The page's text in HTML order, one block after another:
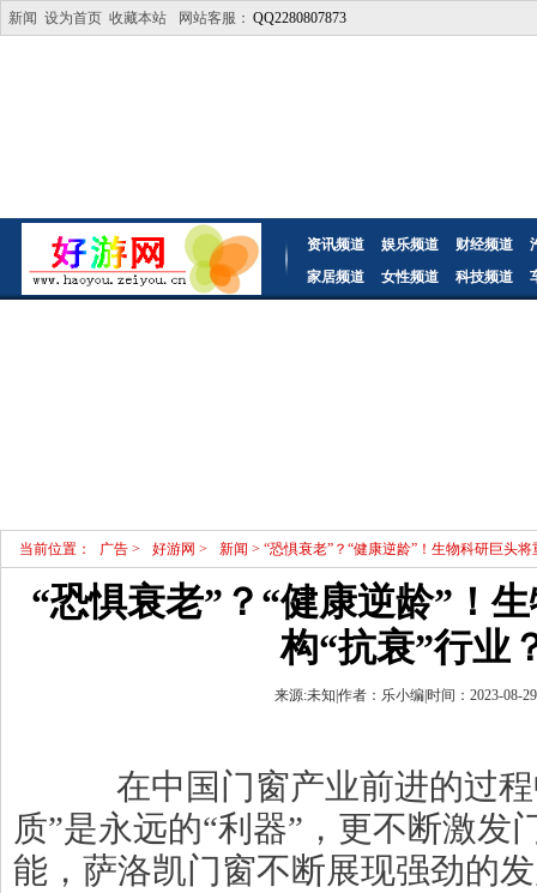
新闻 设为首页 收藏本站 网站客服： QQ2280807873
资讯频道 娱乐频道 财经频道
家居频道
女性频道 科技频道
当前位置： 广告 > 好游网 > 新闻 > “恐惧衰老”？“健康逆龄”！生物科研巨头将
“恐惧衰老”？“健康逆龄”！
构“抗衰”行业
来源:未知|作者：乐小编|时间：2023-08-
在中国门窗产业前进的过程
质”是永远的“利器”，更不断激发
能，萨洛凯门窗不断展现强劲的